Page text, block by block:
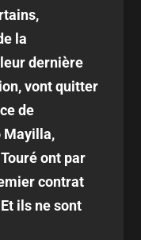
la
dernière
vont quitter
de
Mayilla,
ont par
contrat
ils ne sont